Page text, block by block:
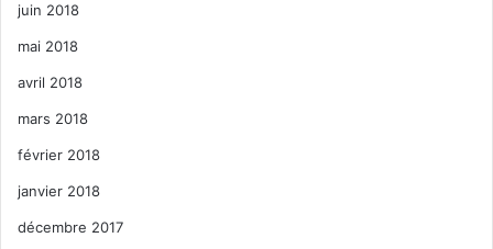
juin 2018
mai 2018
avril 2018
mars 2018
février 2018
janvier 2018
décembre 2017